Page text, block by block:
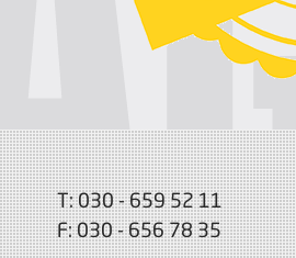
T: 030 - 659 52 11
F: 030 - 656 78 35